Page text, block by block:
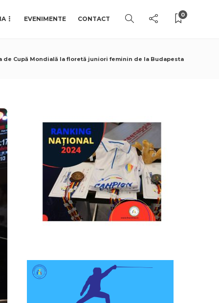
EVENIMENTE CONTACT
0
de Cupă Mondială la floretă juniori feminin de la Budapesta